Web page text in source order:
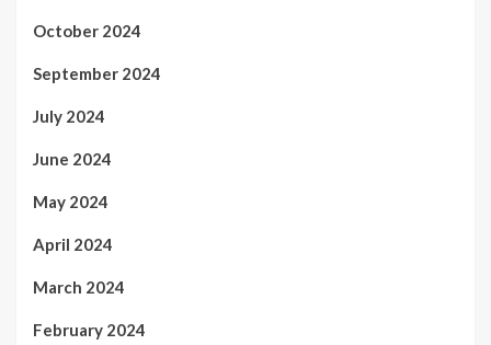
October 2024
September 2024
July 2024
June 2024
May 2024
April 2024
March 2024
February 2024